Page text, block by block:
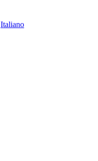
Italiano